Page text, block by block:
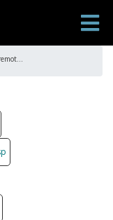
Controle remoto industrial para caminhão sp